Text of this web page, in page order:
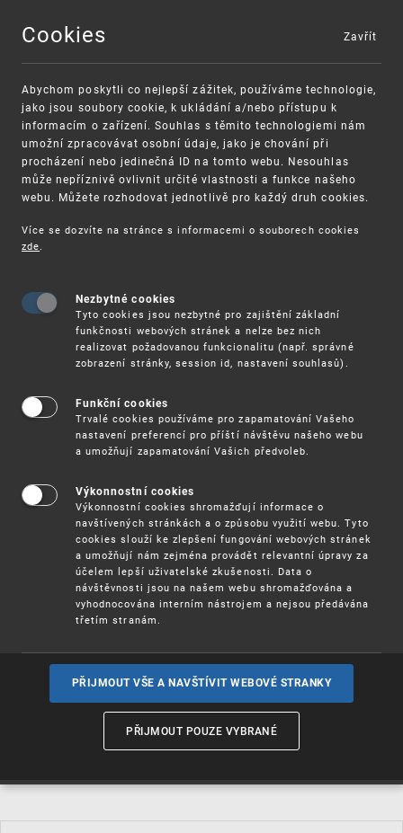
MENU
VAROVÁNÍ
Finanční podpora
Vynálezy / Patenty
Užitnévzory
Ochrannéznámky
Označení původua zeměpisná
Cookies
Abychom poskytli co nejlepší zážitek, používáme technologie,
jako jsou soubory cookie, k ukládání a/nebo přístupu k
informacím o zařízení. Souhlas s těmito technologiemi nám
umožní zpracovávat osobní údaje, jako je chování při
procházení nebo jedinečná ID na tomto webu. Nesouhlas
může nepříznivě ovlivnit určité vlastnosti a funkce našeho
webu. Můžete rozhodovat jednotlivě pro každý druh cookies.
Více se dozvíte na stránce s informacemi o souborech cookies
zde.
Nezbytné cookies
Tyto cookies jsou nezbytné pro zajištění základní
funkčnosti webových stránek a nelze bez nich
realizovat požadovanou funkcionalitu (např. správné
zobrazení stránky, session id, nastavení souhlasů).
Funkční cookies
Trvalé cookies používáme pro zapamatování Vašeho
nastavení preferencí pro příští návštěvu našeho webu
a umožňují zapamatování Vašich předvoleb.
Výkonnostní cookies
Výkonnostní cookies shromažďují informace o
navštívených stránkách a o způsobu využití webu. Tyto
cookies slouží ke zlepšení fungování webových stránek
a umožňují nám zejména provádět relevantní úpravy za
účelem lepší uživatelské zkušenosti. Data o
návštěvnosti jsou na našem webu shromažďována a
vyhodnocována interním nástrojem a nejsou předávána
třetím stranám.
PŘIJMOUT VŠE A NAVŠTÍVIT WEBOVÉ STRANKY
PŘIJMOUT POUZE VYBRANÉ
Zavřít